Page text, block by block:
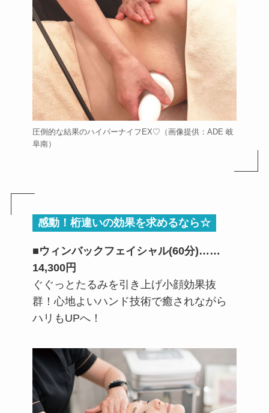
圧倒的な結果のハイパーナイフEX♡（画像提供：ADE 岐
阜南）
感動！桁違いの効果を求めるなら☆
■ウィンバックフェイシャル(60分)……
14,300円
ぐぐっとたるみを引き上げ小顔効果抜
群！心地よいハンド技術で癒されながら
ハリもUPへ！